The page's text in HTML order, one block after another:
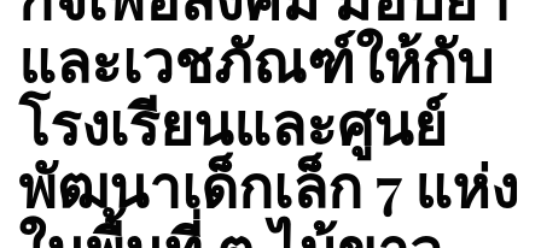
และเวชภัณฑ์ให้กับ
โรงเรียนและศูนย์
พัฒนาเด็กเล็ก 7 แห่ง